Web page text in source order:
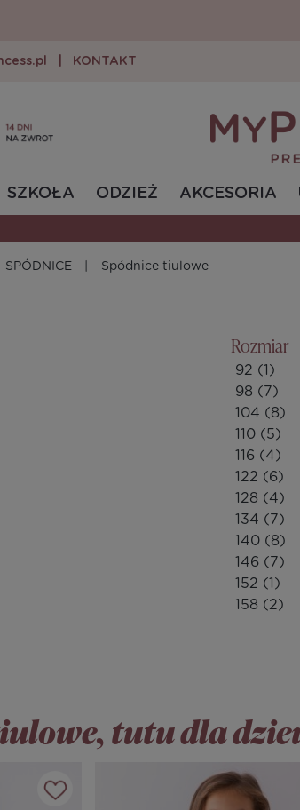
KONTAKT
SZKOŁA ODZIEŻ AKCESORIA
SPÓDNICE Spódnice tiulowe
Rozmiar
92 (1)
98 (7)
104 (8)
110 (5)
116 (4)
122 (6)
128 (4)
134 (7)
140 (8)
146 (7)
152 (1)
158 (2)
tutu dla